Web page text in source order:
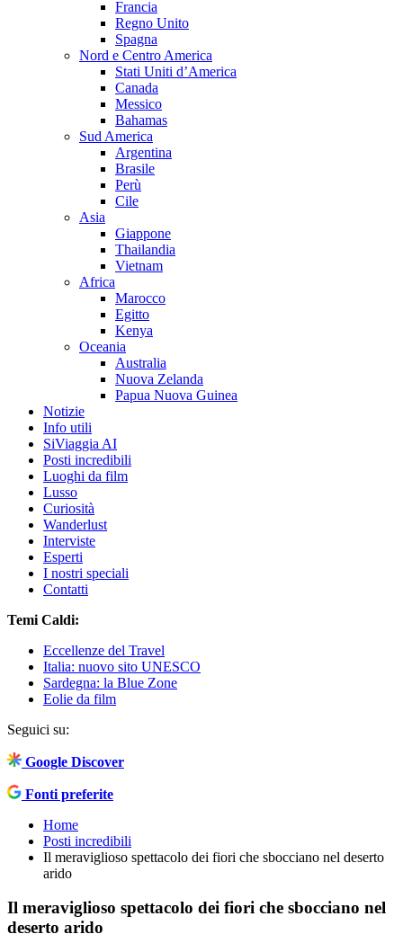
Francia
Regno Unito
Spagna
Nord e Centro America
Stati Uniti d’America
Canada
Messico
Bahamas
Sud America
Argentina
Brasile
Perù
Cile
Asia
Giappone
Thailandia
Vietnam
Africa
Marocco
Egitto
Kenya
Oceania
Australia
Nuova Zelanda
Papua Nuova Guinea
Notizie
Info utili
SiViaggia AI
Posti incredibili
Luoghi da film
Lusso
Curiosità
Wanderlust
Interviste
Esperti
I nostri speciali
Contatti
Temi Caldi:
Eccellenze del Travel
Italia: nuovo sito UNESCO
Sardegna: la Blue Zone
Eolie da film
Seguici su:
Google Discover
Fonti preferite
Home
Posti incredibili
Il meraviglioso spettacolo dei fiori che sbocciano nel deserto
arido
Il meraviglioso spettacolo dei fiori che sbocciano nel
deserto arido